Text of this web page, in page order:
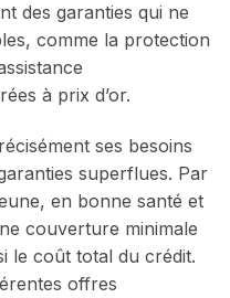
des garanties qui ne
comme la protection
à prix d’or.
ses besoins
superflues. Par
en bonne santé et
couverture minimale
le coût total du crédit.
offres